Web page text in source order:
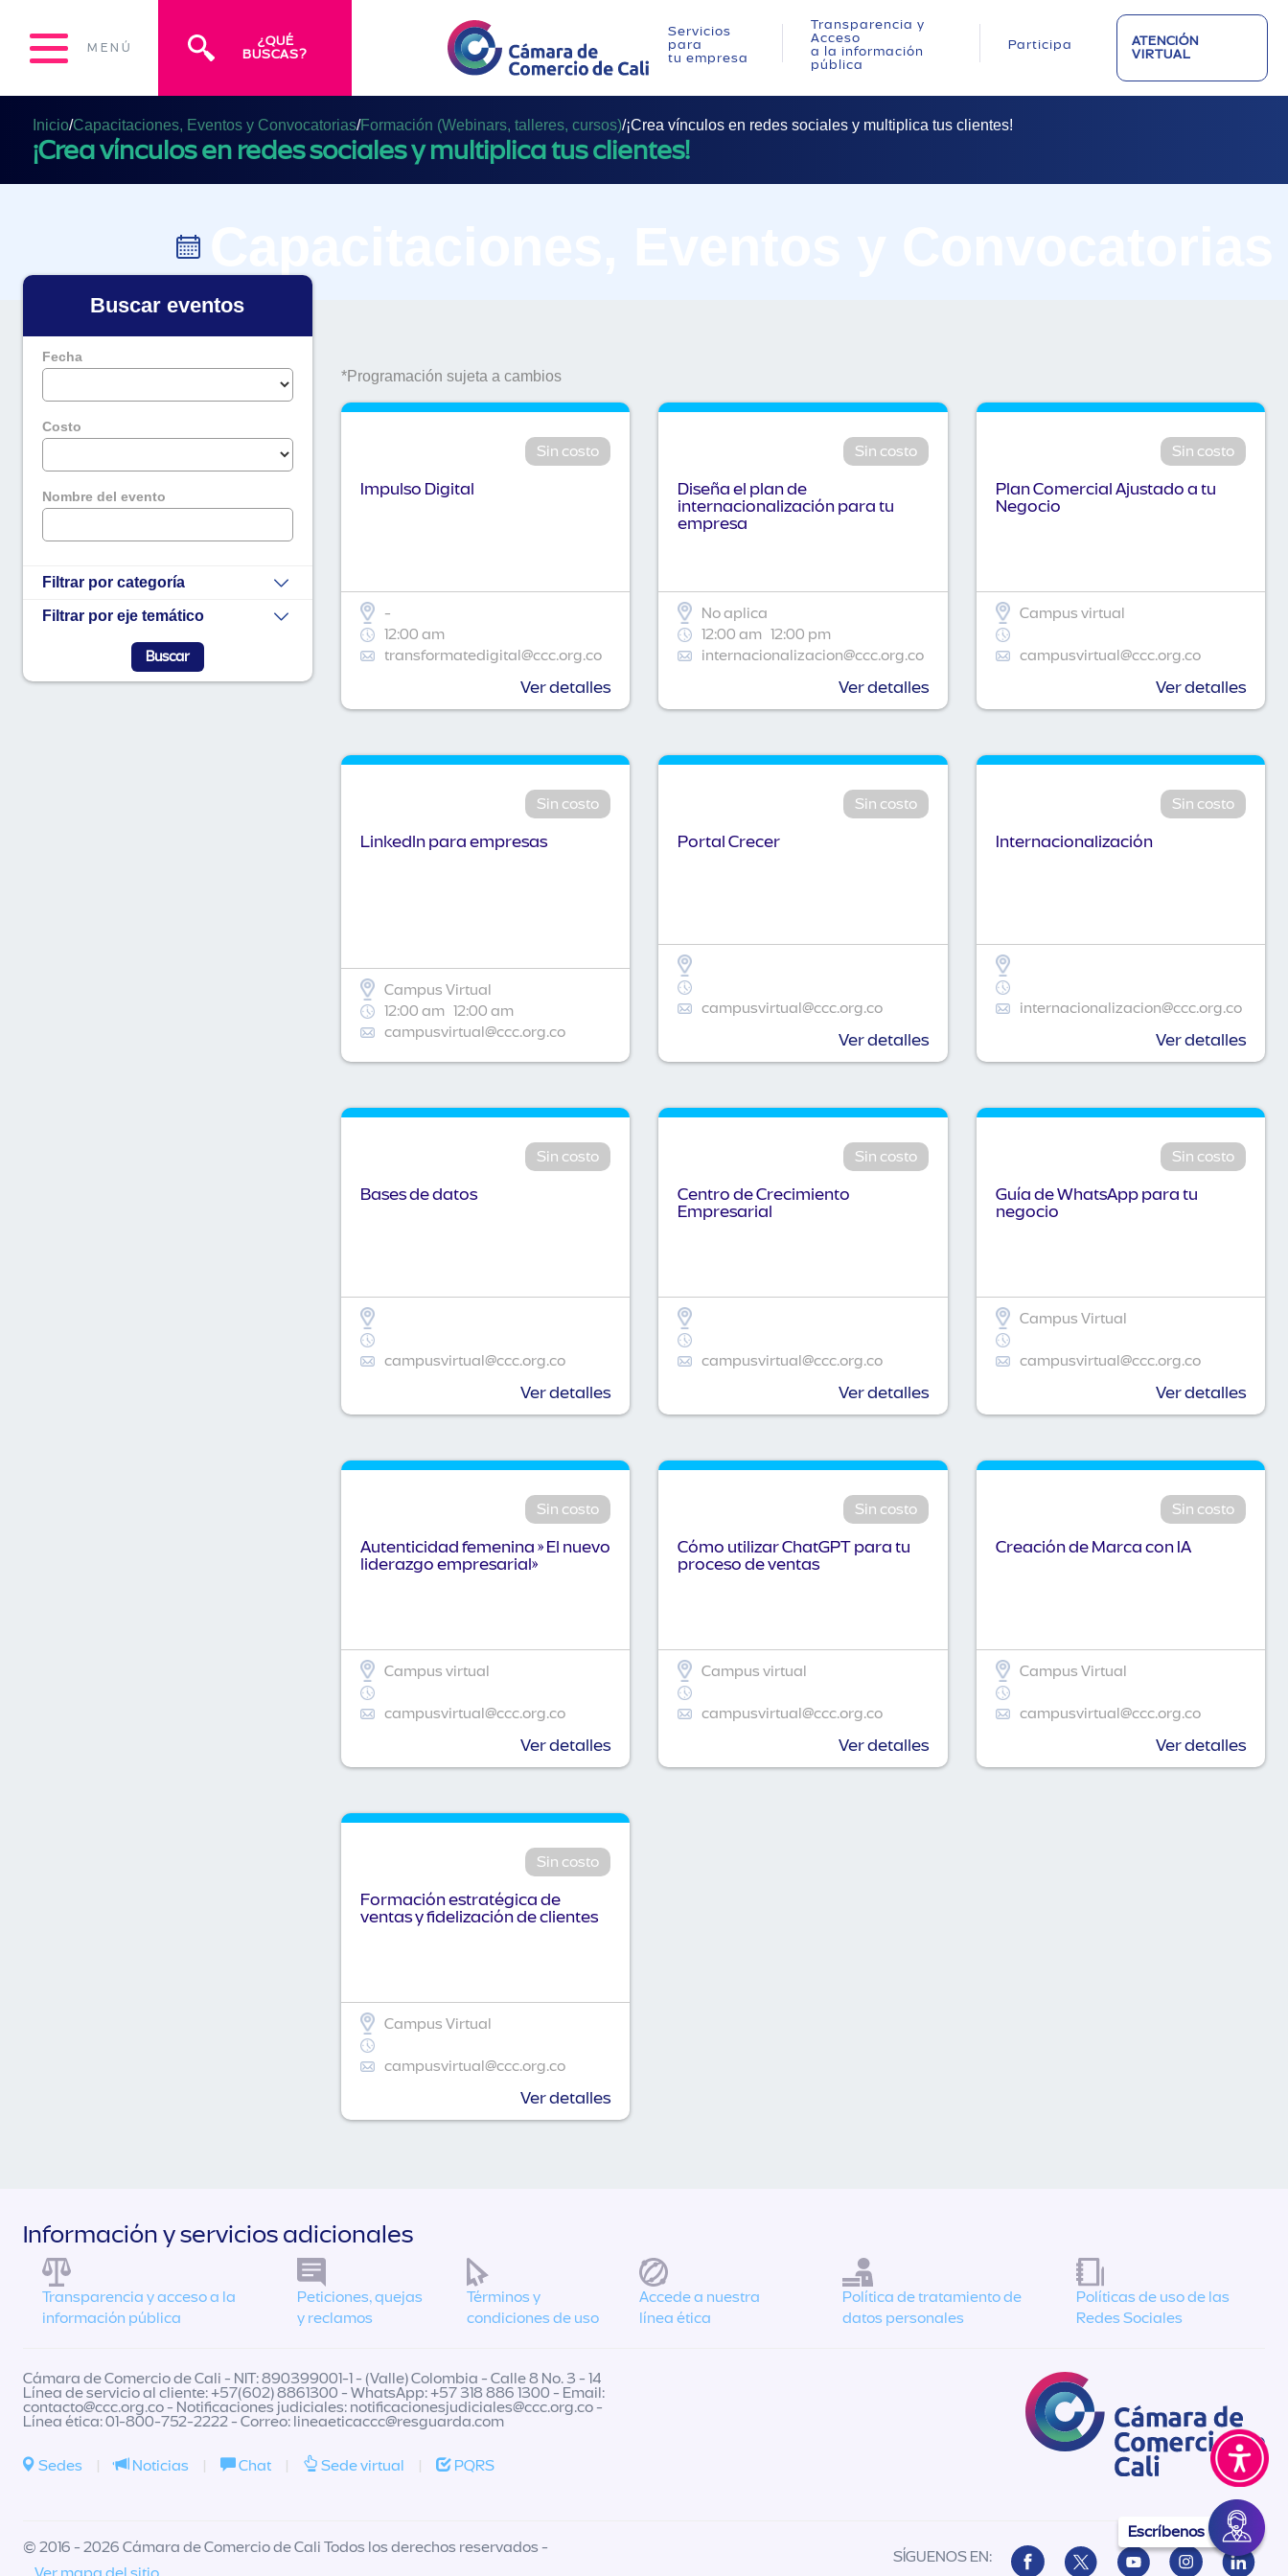
MENÚ
¿QUÉ
BUSCAS?
Servicios
para
tu empresa
Transparencia y
Acceso
a la información
pública
Participa
ATENCIÓN
VIRTUAL
Inicio/Capacitaciones, Eventos y Convocatorias/Formación (Webinars, talleres, cursos)/¡Crea vínculos en redes sociales y multiplica tus clientes!
¡Crea vínculos en redes sociales y multiplica tus clientes!
Buscar eventos
Fecha
Costo
Nombre del evento
Filtrar por categoría
Filtrar por eje temático
*Programación sujeta a cambios
Sin costo
Impulso Digital
-
12:00 am
transformatedigital@ccc.org.co
Ver detalles
Sin costo
Diseña el plan de
internacionalización para tu
empresa
No aplica
12:00 am 12:00 pm
internacionalizacion@ccc.org.co
Ver detalles
Sin costo
Plan Comercial Ajustado a tu
Negocio
Campus virtual
campusvirtual@ccc.org.co
Ver detalles
Sin costo
Linkedln para empresas
Campus Virtual
12:00 am 12:00 am
campusvirtual@ccc.org.co
Sin costo
Portal Crecer
campusvirtual@ccc.org.co
Ver detalles
Sin costo
Internacionalización
internacionalizacion@ccc.org.co
Ver detalles
Sin costo
Bases de datos
campusvirtual@ccc.org.co
Ver detalles
Sin costo
Centro de Crecimiento
Empresarial
campusvirtual@ccc.org.co
Ver detalles
Sin costo
Guía de WhatsApp para tu
negocio
Campus Virtual
campusvirtual@ccc.org.co
Ver detalles
Sin costo
Autenticidad femenina » El nuevo
liderazgo empresarial»
Campus virtual
campusvirtual@ccc.org.co
Ver detalles
Sin costo
Cómo utilizar ChatGPT para tu
proceso de ventas
Campus virtual
campusvirtual@ccc.org.co
Ver detalles
Sin costo
Creación de Marca con IA
Campus Virtual
campusvirtual@ccc.org.co
Ver detalles
Sin costo
Formación estratégica de
ventas y fidelización de clientes
Campus Virtual
campusvirtual@ccc.org.co
Ver detalles
Escríbenos
Información y servicios adicionales
Transparencia y acceso a la
información pública
Peticiones, quejas
y reclamos
Términos y
condiciones de uso
Accede a nuestra
línea ética
Política de tratamiento de
datos personales
Políticas de uso de las
Redes Sociales
Cámara de Comercio de Cali - NIT: 890399001-1 - (Valle) Colombia - Calle 8 No. 3 - 14
Línea de servicio al cliente: +57(602) 8861300 - WhatsApp: +57 318 886 1300 - Email:
contacto@ccc.org.co- Notificaciones judiciales: notificacionesjudiciales@ccc.org.co-
Línea ética: 01-800-752-2222 - Correo: lineaeticaccc@resguarda.com
Sedes | Noticias | Chat | Sede virtual | PQRS
© 2016 - 2026 Cámara de Comercio de Cali Todos los derechos reservados -
SÍGUENOS EN: